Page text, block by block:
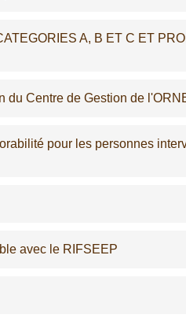
A, B ET C ET
du Centre de Gestion de
pour les personnes
avec le RIFSEEP